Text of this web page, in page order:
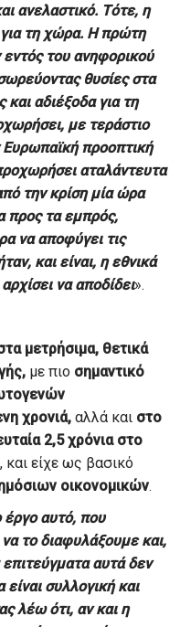
ανελαστικό. Τότε, η
για τη χώρα. Η πρώτη
του ανηφορικού
θυσίες στα
και αδιέξοδα για τη
με τεράστιο
Ευρωπαϊκή προοπτική
αταλάντευτα
την κρίση μία ώρα
προς τα εμπρός,
να αποφύγει τις
και είναι, η εθνικά
να αποδίδει».
μετρήσιμα, θετικά
με πιο σημαντικό
χρονιά, αλλά και στο
2,5 χρόνια στο
, και είχε ως βασικό
οικονομικών.
έργο αυτό, που
το διαφυλάξουμε και,
αυτά δεν
συλλογική και
λέω ότι, αν και η